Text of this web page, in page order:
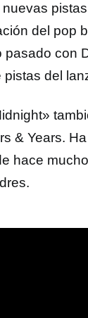
del pop
con
del
& Years.
hace